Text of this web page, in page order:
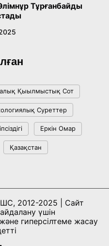
ОҚЫТУДЫҢ
ЕНГІЗІЛЕДІ
Шалкөдеде 7
Райымбек
Тұрғанбайды
Қыылмыстық Сот
Суреттер
Еркін Омар
Қазақстан
2012-2025 | Сайт
үшін
гиперсілтеме жасау